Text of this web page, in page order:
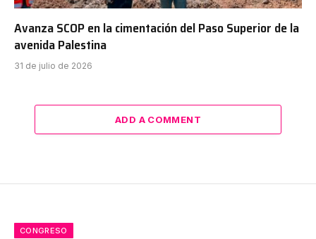
Avanza SCOP en la cimentación del Paso Superior de la
avenida Palestina
31 de julio de 2026
ADD A COMMENT
CONGRESO